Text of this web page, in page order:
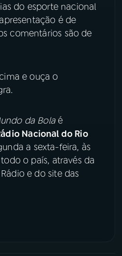
do esporte nacional
é de
comentários são de
e ouça o
da Bolaé
Nacional do Rio
a sexta-feira, às
o país, através da
e do site das